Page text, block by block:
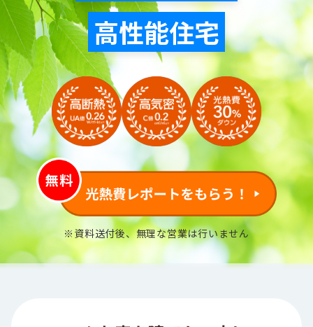
高性能住宅
※資料送付後、無理な営業は行いません